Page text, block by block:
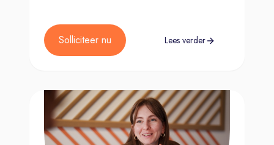
Solliciteer nu Lees verder